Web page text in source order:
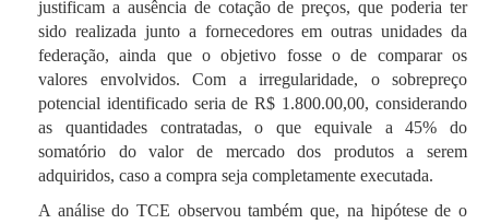
justificam a ausência de cotação de preços, que poderia ter
sido realizada junto a fornecedores em outras unidades da
federação, ainda que o objetivo fosse o de comparar os
valores envolvidos. Com a irregularidade, o sobrepreço
potencial identificado seria de R$ 1.800.00,00, considerando
as quantidades contratadas, o que equivale a 45% do
somatório do valor de mercado dos produtos a serem
adquiridos, caso a compra seja completamente executada.
A análise do TCE observou também que, na hipótese de o